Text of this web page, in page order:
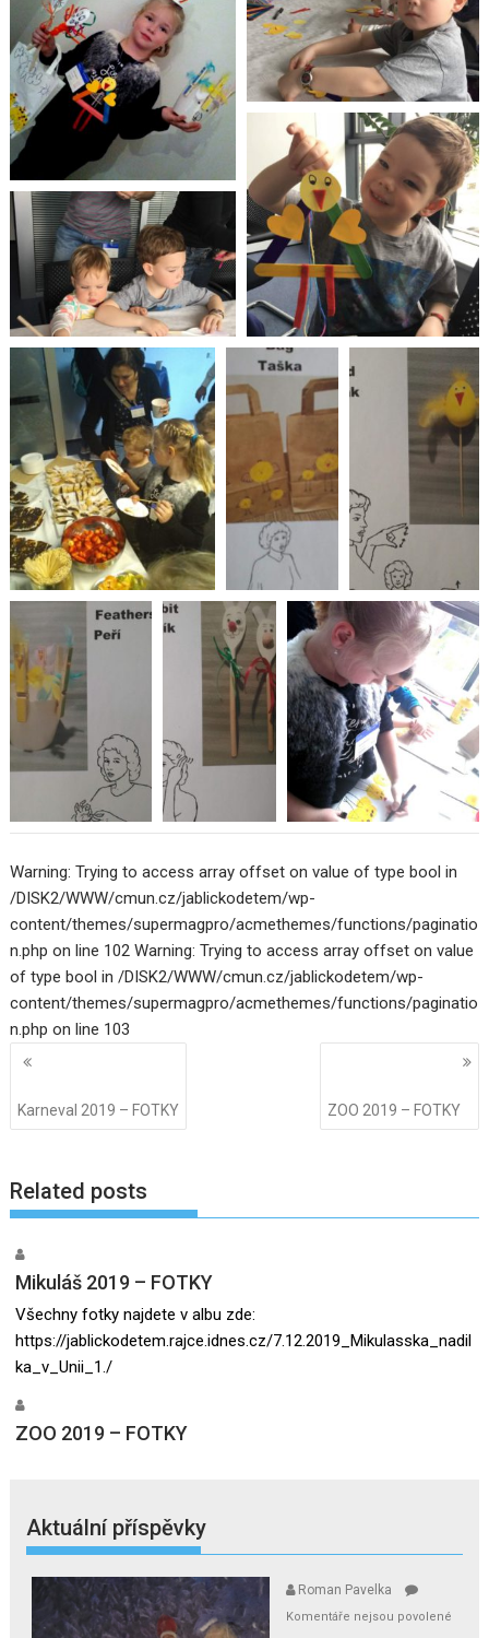
Warning: Trying to access array offset on value of type bool in
/DISK2/WWW/cmun.cz/jablickodetem/wp-
content/themes/supermagpro/acmethemes/functions/paginatio
n.php on line 102 Warning: Trying to access array offset on value
of type bool in /DISK2/WWW/cmun.cz/jablickodetem/wp-
content/themes/supermagpro/acmethemes/functions/paginatio
n.php on line 103
Navigace
příspěvky
Karneval 2019 – FOTKY ZOO 2019 – FOTKY
Related posts
Mikuláš 2019 – FOTKY
Všechny fotky najdete v albu zde:
https://jablickodetem.rajce.idnes.cz/7.12.2019_Mikulasska_nadil
ka_v_Unii_1./
ZOO 2019 – FOTKY
Aktuální příspěvky
Roman Pavelka
Komentáře nejsou povolené